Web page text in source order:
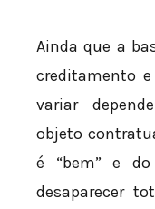
Ainda que a
creditamento
variar
objeto
é “bem” e
desaparecer